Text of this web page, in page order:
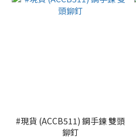
#現貨 (ACCB511) 鋼手鍊 雙頭
鉚釘